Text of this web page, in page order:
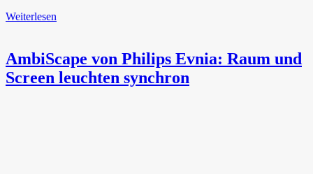
Weiterlesen
AmbiScape von Philips Evnia: Raum und
Screen leuchten synchron